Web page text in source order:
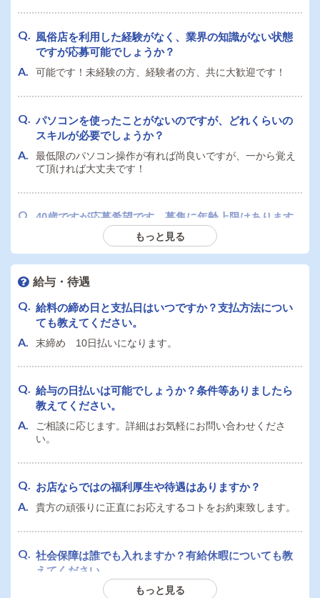
風俗店を利用した経験がなく、業界の知識がない状態
ですが応募可能でしょうか？
可能です！未経験の方、経験者の方、共に大歓迎です！
パソコンを使ったことがないのですが、どれくらいの
スキルが必要でしょうか？
最低限のパソコン操作が有れば尚良いですが、一から覚え
て頂ければ大丈夫です！
40歳ですが応募希望です。募集に年齢上限はあります
上限は有りません！是非ご応募下さい。
女性スタッフとして働きたいのですが、将来的に店長
になることは可能でしょうか？
可能です！女性スタッフ大歓迎です。当グループには女性
店長も在籍しております。
運転免許証を持っていません。デリヘル店舗スタッフ
として応募できますか？
応募できます！是非、内勤スタッフとして頑張ってくださ
い！
外国籍の者です。日本国籍でないと応募できません
か？条件等ありましたら教えてください。
就労ビザが有り、日本語のやり取りが可能でしたらご応募
副業として送迎ドライバーをする場合、最低出勤日数
もっと見る
給与・待遇
給料の締め日と支払日はいつですか？支払方法につい
ても教えてください。
末締め 10日払いになります。
給与の日払いは可能でしょうか？条件等ありましたら
教えてください。
ご相談に応じます。詳細はお気軽にお問い合わせくださ
い。
お店ならではの福利厚生や待遇はありますか？
貴方の頑張りに正直にお応えするコトをお約束致します。
社会保障は誰でも入れますか？有給休暇についても教
えてください。
詳細は面接時にお話し致します。
もっと見る